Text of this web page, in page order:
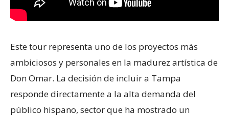
Este tour representa uno de los proyectos más
ambiciosos y personales en la madurez artística de
Don Omar. La decisión de incluir a Tampa
responde directamente a la alta demanda del
público hispano, sector que ha mostrado un